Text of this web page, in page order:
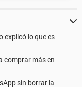
explicó lo que es
comprar más en
sin borrar la